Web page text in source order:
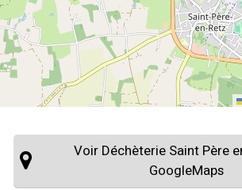
Voir Déchèterie Saint Père
GoogleMaps